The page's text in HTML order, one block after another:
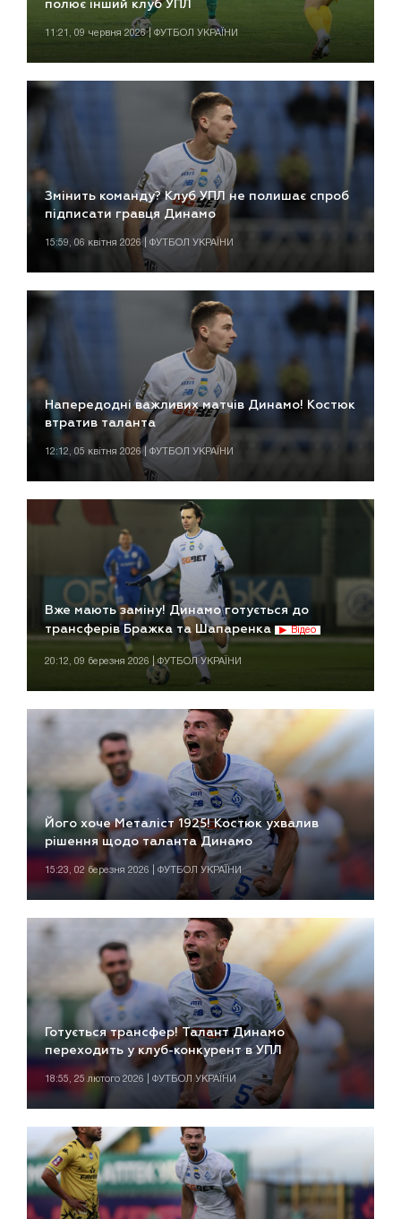
полює інший клуб УПЛ
11:21, 09 червня 2026 | ФУТБОЛ УКРАЇНИ
Змінить команду? Клуб УПЛ не полишає спроб
підписати гравця Динамо
15:59, 06 квітня 2026 | ФУТБОЛ УКРАЇНИ
Напередодні важливих матчів Динамо! Костюк
втратив таланта
12:12, 05 квітня 2026 | ФУТБОЛ УКРАЇНИ
Вже мають заміну! Динамо готується до
трансферів Бражка та Шапаренка
Відео
20:12, 09 березня 2026 | ФУТБОЛ УКРАЇНИ
Його хоче Металіст 1925! Костюк ухвалив
рішення щодо таланта Динамо
15:23, 02 березня 2026 | ФУТБОЛ УКРАЇНИ
Готується трансфер! Талант Динамо
переходить у клуб-конкурент в УПЛ
18:55, 25 лютого 2026 | ФУТБОЛ УКРАЇНИ